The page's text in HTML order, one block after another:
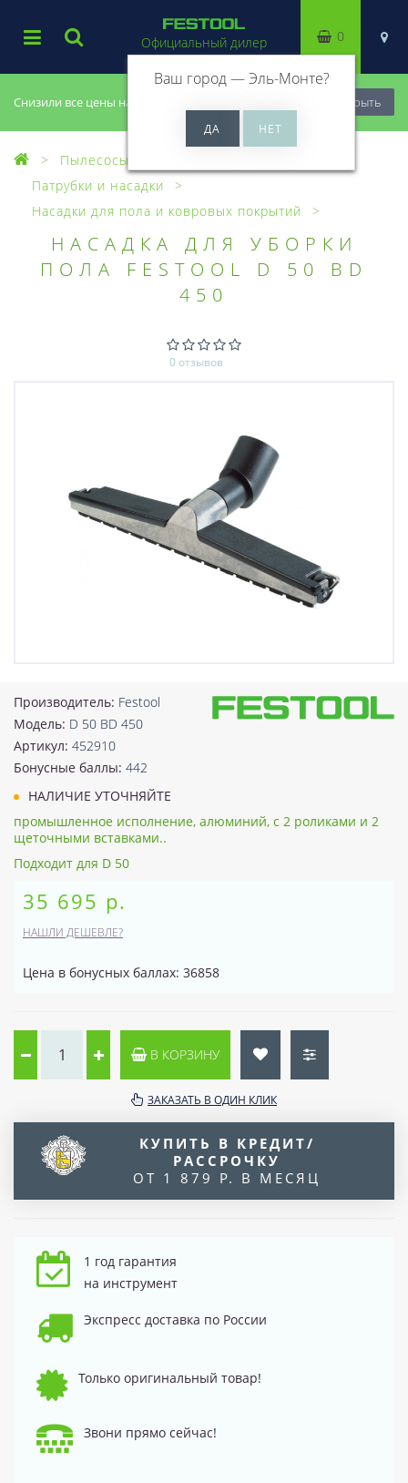
Снизили все цены на 20%, успей купить! Закрыть
Официальный дилер
Ваш город —Эль-Монте?
0
Пылесосы
Патрубки и насадки
Насадки для пола и ковровых покрытий
НАСАДКА ДЛЯ УБОРКИ
ПОЛА FESTOOL D 50 BD
450
0 отзывов
Производитель: Festool
Модель: D 50 BD 450
Артикул: 452910
Бонусные баллы: 442
НАЛИЧИЕ УТОЧНЯЙТЕ
промышленное исполнение, алюминий, с 2 роликами и 2
щеточными вставками..
Подходит для D 50
35 695 р.
НАШЛИ ДЕШЕВЛЕ?
Цена в бонусных баллах: 36858
В КОРЗИНУ
ЗАКАЗАТЬ В ОДИН КЛИК
КУПИТЬ В КРЕДИТ/
РАССРОЧКУ
ОТ 1 879 Р. В МЕСЯЦ
1 год гарантия
на инструмент
Экспресс доставка по России
Только оригинальный товар!
Звони прямо сейчас!